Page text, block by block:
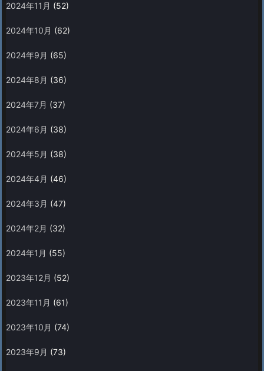
2024年11月 (52)
2024年10月 (62)
2024年9月 (65)
2024年8月 (36)
2024年7月 (37)
2024年6月 (38)
2024年5月 (38)
2024年4月 (46)
2024年3月 (47)
2024年2月 (32)
2024年1月 (55)
2023年12月 (52)
2023年11月 (61)
2023年10月 (74)
2023年9月 (73)